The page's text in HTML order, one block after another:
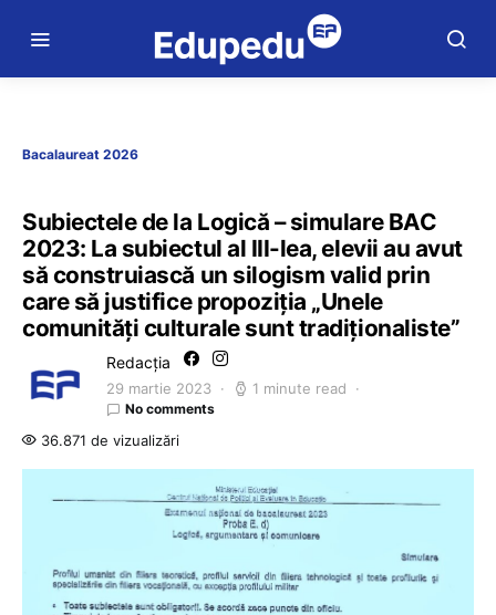
Bacalaureat 2026
Subiectele de la Logică – simulare BAC
2023: La subiectul al III-lea, elevii au avut
să construiască un silogism valid prin
care să justifice propoziția „Unele
comunități culturale sunt tradiționaliste”
Redacția
29 martie 2023 1 minute read
No comments
36.871 de vizualizări